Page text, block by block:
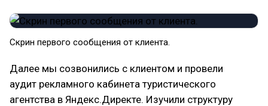
Скрин первого сообщения от клиента.
Далее мы созвонились с клиентом и провели
аудит рекламного кабинета туристического
агентства в Яндекс.Директе. Изучили структуру